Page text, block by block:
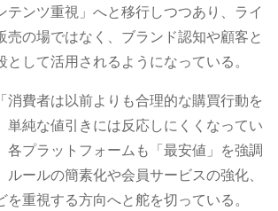
テンツ重視」へと移行しつつあり、ライ
売の場ではなく、ブランド認知や顧客と
して活用されるようになっている。
消費者は以前よりも合理的な購買行動を
単純な値引きには反応しにくくなってい
各プラットフォームも「最安値」を強調
ールの簡素化や会員サービスの強化、
重視する方向へと舵を切っている。